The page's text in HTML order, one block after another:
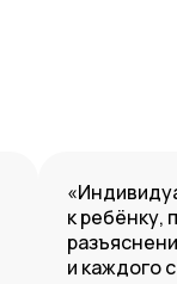
к ребёнку,
и каждого